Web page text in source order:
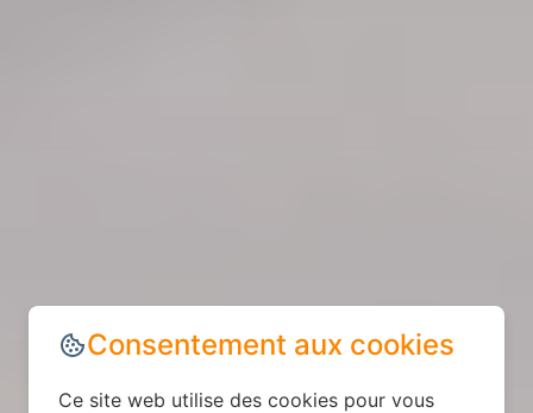
Consentement aux cookies
Ce site web utilise des cookies pour vous